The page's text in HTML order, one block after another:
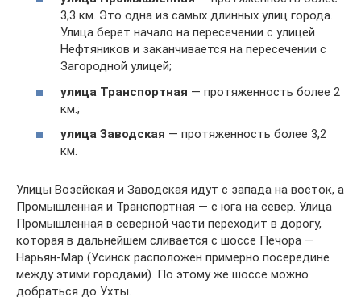
3,3 км. Это одна из самых длинных улиц города.
Улица берет начало на пересечении с улицей
Нефтяников и заканчивается на пересечении с
Загородной улицей;
улица Транспортная — протяженность более 2
км.;
улица Заводская — протяженность более 3,2
км.
Улицы Возейская и Заводская идут с запада на восток, а
Промышленная и Транспортная — с юга на север. Улица
Промышленная в северной части переходит в дорогу,
которая в дальнейшем сливается с шоссе Печора —
Нарьян-Мар (Усинск расположен примерно посередине
между этими городами). По этому же шоссе можно
добраться до Ухты.